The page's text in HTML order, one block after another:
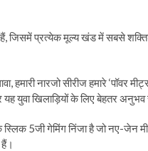
हैं, जिसमें प्रत्येक मूल्य खंड में सबसे
नारजो सीरीज हमारे ‘पॉवर
युवा खिलाड़ियों के लिए बेहतर
स्लिक 5जी गेमिंग निंजा है जो नए-